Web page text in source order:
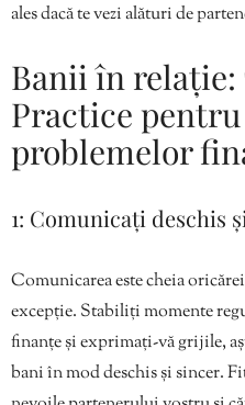
ales dacă te vezi alături de
Banii în relație:
Practice
problemelor
1: Comunicați deschis
Comunicarea este cheia
excepție. Stabiliți momente
finanțe și exprimați-vă grijile,
bani în mod deschis și sincer.